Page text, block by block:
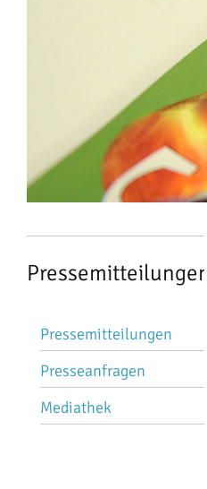
Pressemitteilungen
Navigation
überspringen
Pressemitteilungen
Presseanfragen
Mediathek